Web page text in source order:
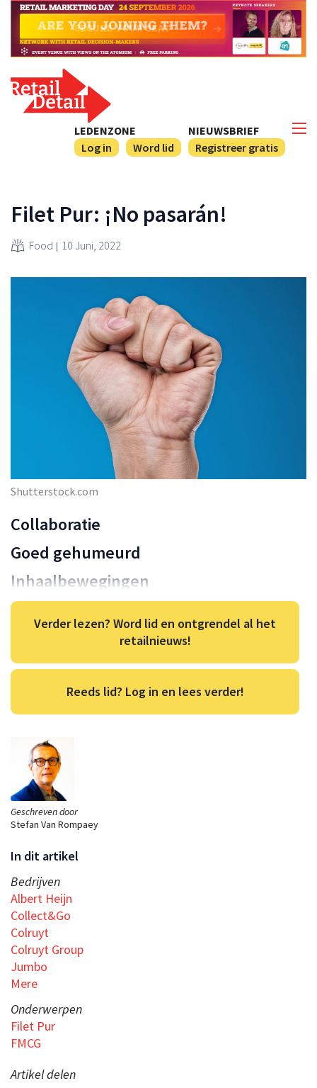
NIEUWSBRIEF
Registreer gratis
LEDENZONE
Log in
Word lid
Geschreven door
Stefan Van Rompaey
In dit artikel
Bedrijven
Albert Heijn
Collect&Go
Colruyt
Colruyt Group
Jumbo
Mere
Onderwerpen
Filet Pur
FMCG
Artikel delen
Filet Pur: ¡No pasarán!
Food 10 Juni, 2022
Shutterstock.com
Collaboratie
Goed gehumeurd
Inhaalbewegingen
Verder lezen? Word lid en ontgrendel al het
retailnieuws!
Reeds lid? Log in en lees verder!